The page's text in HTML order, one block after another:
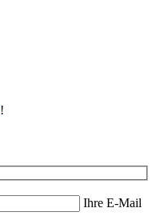
!
Ihre E-Mail